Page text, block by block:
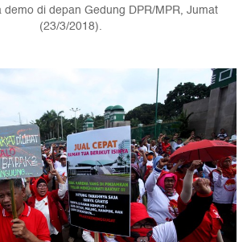
demo di depan Gedung DPR/MPR, Jumat
(23/3/2018).